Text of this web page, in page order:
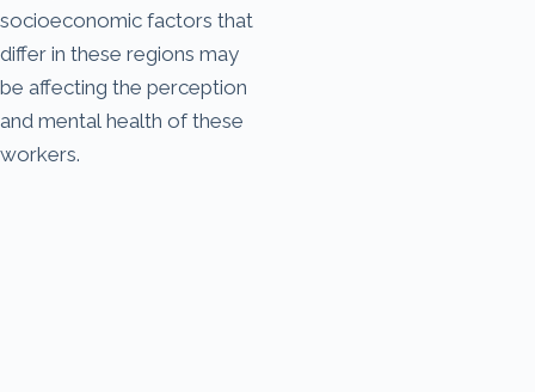
socioeconomic factors that
differ in these regions may
be affecting the perception
and mental health of these
workers.